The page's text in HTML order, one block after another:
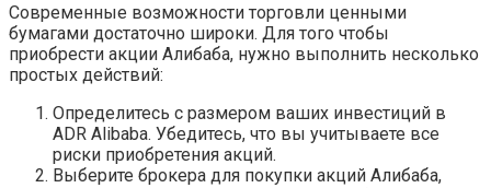
Современные возможности торговли ценными
бумагами достаточно широки. Для того чтобы
приобрести акции Алибаба, нужно выполнить несколько
простых действий:
Определитесь с размером ваших инвестиций в
ADR Alibaba. Убедитесь, что вы учитываете все
риски приобретения акций.
Выберите брокера для покупки акций Алибаба,